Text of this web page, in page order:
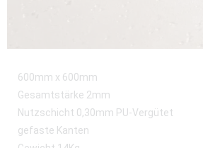
600mm x 600mm
Gesamtstärke 2mm
Nutzschicht 0,30mm PU-Vergütet
gefaste Kanten